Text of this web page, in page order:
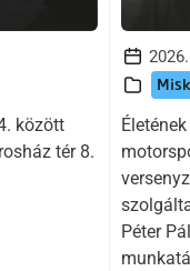
között
tér 8.
Péter